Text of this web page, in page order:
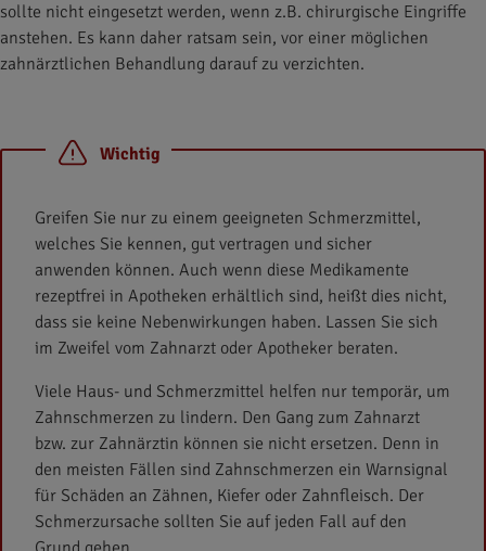
sollte nicht eingesetzt werden, wenn z.B. chirurgische Eingriffe
anstehen. Es kann daher ratsam sein, vor einer möglichen
zahnärztlichen Behandlung darauf zu verzichten.
Wichtig
Greifen Sie nur zu einem geeigneten Schmerzmittel,
welches Sie kennen, gut vertragen und sicher
anwenden können. Auch wenn diese Medikamente
rezeptfrei in Apotheken erhältlich sind, heißt dies nicht,
dass sie keine Nebenwirkungen haben. Lassen Sie sich
im Zweifel vom Zahnarzt oder Apotheker beraten.
Viele Haus- und Schmerzmittel helfen nur temporär, um
Zahnschmerzen zu lindern. Den Gang zum Zahnarzt
bzw. zur Zahnärztin können sie nicht ersetzen. Denn in
den meisten Fällen sind Zahnschmerzen ein Warnsignal
für Schäden an Zähnen, Kiefer oder Zahnfleisch. Der
Schmerzursache sollten Sie auf jeden Fall auf den